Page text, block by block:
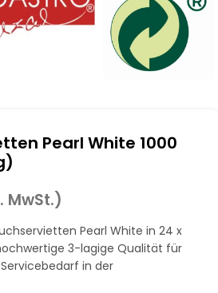
Pearl White 1000
MwSt.)
Pearl White in 24 x
3-lagige Qualität für
in der